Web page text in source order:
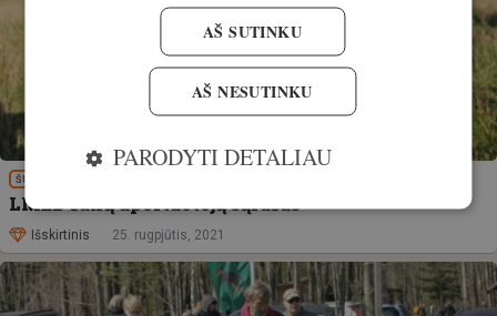
ŠUNYS
LMŽD šunų aportuotojų sąrašas
Išskirtinis 25. rugpjūtis, 2021
AŠ SUTINKU
AŠ NESUTINKU
PARODYTI DETALIAU